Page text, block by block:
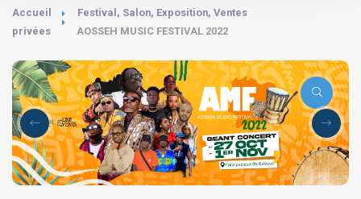
Accueil
Festival, Salon, Exposition, Ventes
privées
AOSSEH MUSIC FESTIVAL 2022